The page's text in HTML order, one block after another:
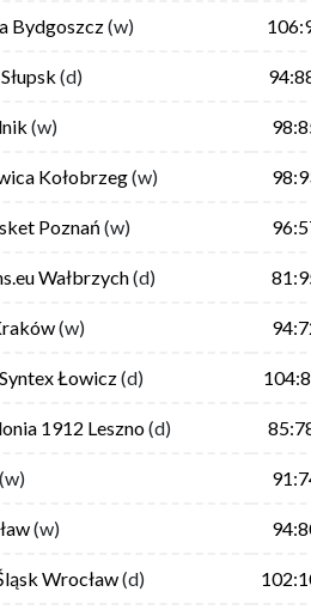
Bydgoszcz(w)
(d)
(w)
Kołobrzeg(w)
Poznań (w)
Wałbrzych(d)
(w)
Łowicz(d)
1912 Leszno(d)
(w)
(w)
Wrocław(d)
Bydgoszcz(w)
(d)
(w)
Kołobrzeg(w)
Poznań (w)
Wałbrzych(d)
(w)
Łowicz(d)
1912 Leszno(d)
(w)
(w)
Wrocław(d)